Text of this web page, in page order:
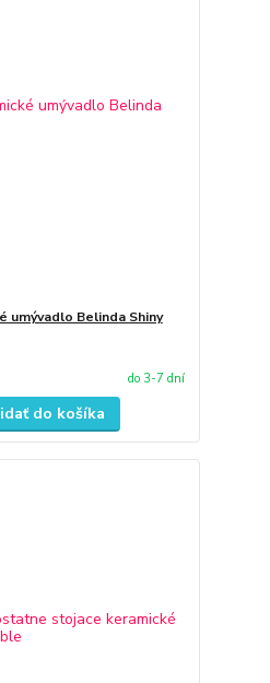
umývadlo Belinda Shiny
do 3-7 dní
do košíka